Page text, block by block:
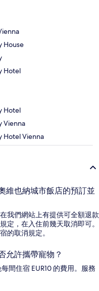
House
Hotel
Hotel
Vienna
Hotel Vienna
維也納城市飯店的預訂並
我們網站上有提供可全額退款
定，在入住前幾天取消即可。
的取消規定。
允許攜帶寵物？
間住宿 EUR10 的費用。服務